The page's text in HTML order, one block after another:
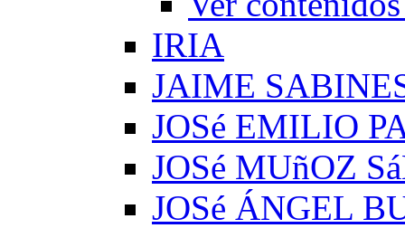
IRIA
JAIME
JOSé EMILIO
JOSé MUñOZ
JOSé ÁNGEL